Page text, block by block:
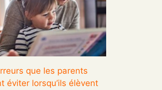
que les parents
éviter lorsqu’ils élèvent